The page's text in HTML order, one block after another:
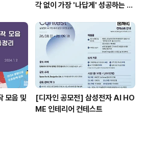
각 없이 가장 '나답게' 성공하는 법
모음 및
[디자인 공모전] 삼성전자 AI HO
ME 인테리어 컨테스트